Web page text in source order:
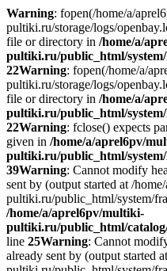
Warning: fopen(/home/a/
pultiki.ru/storage/logs/
file or directory in /home/a/
pultiki.ru/public_html/
22Warning: fopen(/home/a/
pultiki.ru/storage/logs/
file or directory in /home/a/
pultiki.ru/public_html/
22Warning: fclose() expects
given in /home/a/aprel6pv/
pultiki.ru/public_html/
39Warning: Cannot modify
sent by (output started at /
pultiki.ru/public_html/system/
/home/a/aprel6pv/multiki-
pultiki.ru/public_html/
line 25Warning: Cannot
already sent by (output started